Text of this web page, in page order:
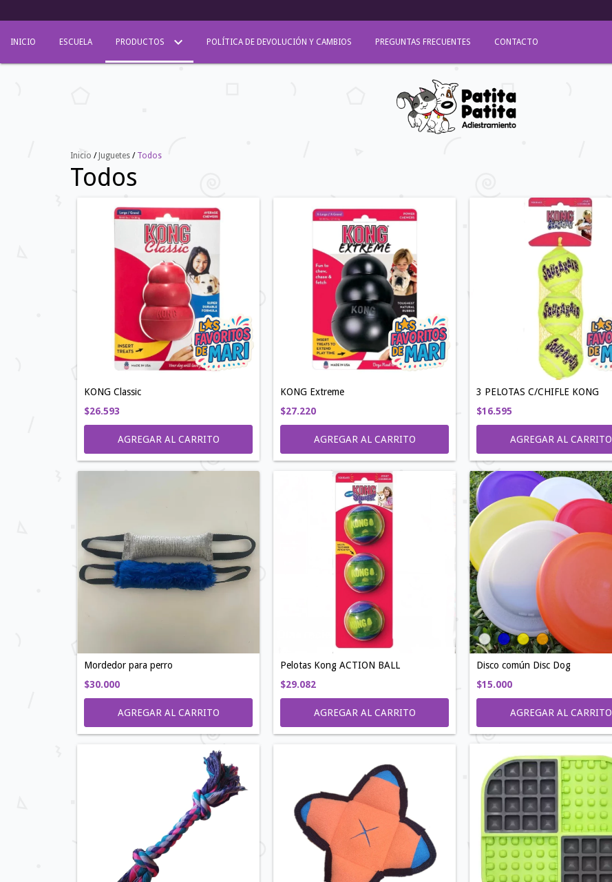
INICIO ESCUELA PRODUCTOS POLÍTICA DE DEVOLUCIÓN Y CAMBIOS PREGUNTAS FRECUENTES CONTACTO
Inicio / Juguetes / Todos
Todos
KONG Classic
$26.593
AGREGAR AL CARRITO
KONG Extreme
$27.220
AGREGAR AL CARRITO
3 PELOTAS C/CHIFLE KONG
$16.595
AGREGAR AL CARRITO
Mordedor para perro
$30.000
AGREGAR AL CARRITO
Pelotas Kong ACTION BALL
$29.082
AGREGAR AL CARRITO
Disco común Disc Dog
$15.000
AGREGAR AL CARRITO